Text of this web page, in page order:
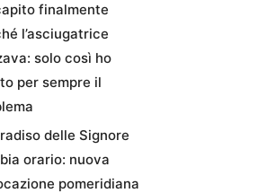
finalmente
l’asciugatrice
solo così ho
per sempre il
delle Signore
orario: nuova
pomeridiana